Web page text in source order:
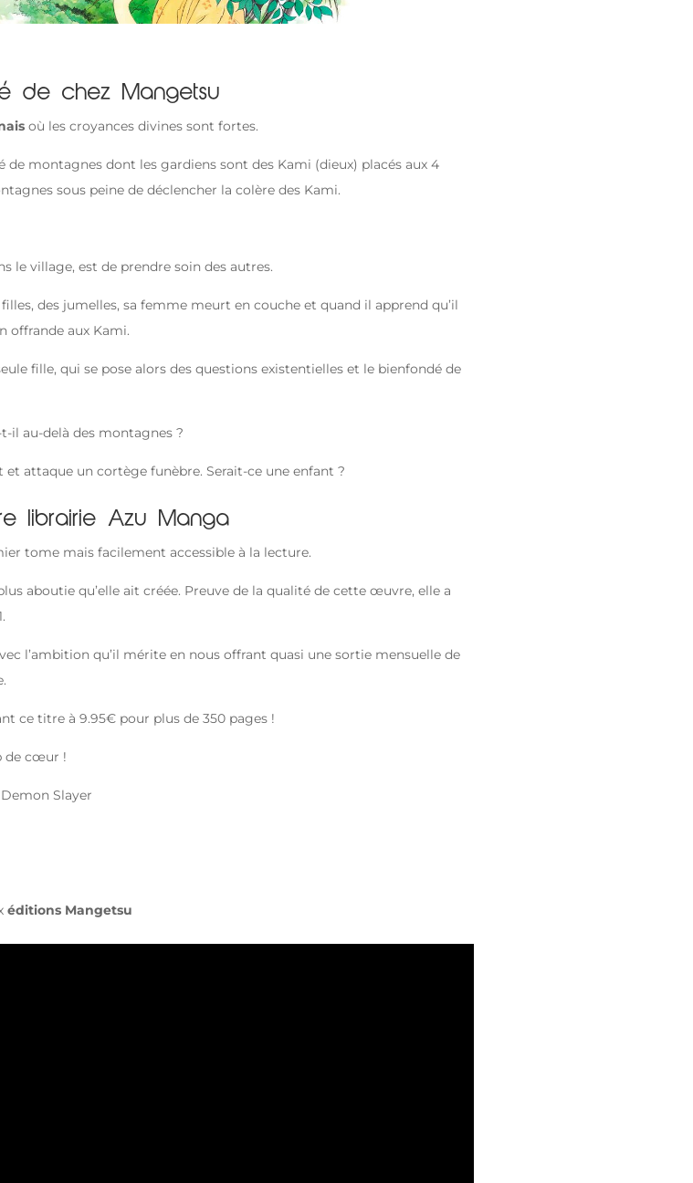
de chez Mangetsu
où les croyances divines sont fortes.
de montagnes dont les gardiens sont des Kami (dieux) placés aux 4
sous peine de déclencher la colère des Kami.
le village, est de prendre soin des autres.
des jumelles, sa femme meurt en couche et quand il apprend qu’il
offrande aux Kami.
fille, qui se pose alors des questions existentielles et le bienfondé de
il au-delà des montagnes ?
attaque un cortège funèbre. Serait-ce une enfant ?
librairie Azu Manga
tome mais facilement accessible à la lecture.
aboutie qu’elle ait créée. Preuve de la qualité de cette œuvre, elle a
l’ambition qu’il mérite en nous offrant quasi une sortie mensuelle de
ce titre à 9.95€ pour plus de 350 pages !
de cœur !
Slayer
éditions Mangetsu